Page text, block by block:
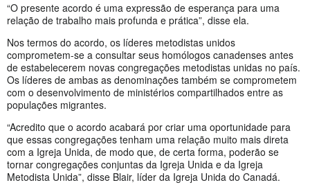
“O presente acordo é uma expressão de esperança para uma
relação de trabalho mais profunda e prática”, disse ela.
Nos termos do acordo, os líderes metodistas unidos
comprometem-se a consultar seus homólogos canadenses antes
de estabelecerem novas congregações metodistas unidas no país.
Os líderes de ambas as denominações também se comprometem
com o desenvolvimento de ministérios compartilhados entre as
populações migrantes.
“Acredito que o acordo acabará por criar uma oportunidade para
que essas congregações tenham uma relação muito mais direta
com a Igreja Unida, de modo que, de certa forma, poderão se
tornar congregações conjuntas da Igreja Unida e da Igreja
Metodista Unida”, disse Blair, líder da Igreja Unida do Canadá.